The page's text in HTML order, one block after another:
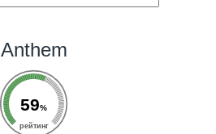
Anthem
59%
рейтинг